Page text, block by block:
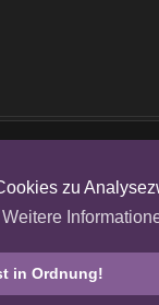
zu
Weitere
in Ordnung!
Folge uns auf